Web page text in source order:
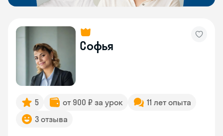
Софья
5 от 900 ₽ за урок
11 лет опыта
3 отзыва